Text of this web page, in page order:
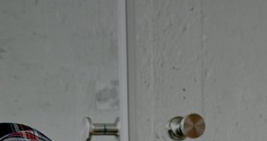
Våra varumärken